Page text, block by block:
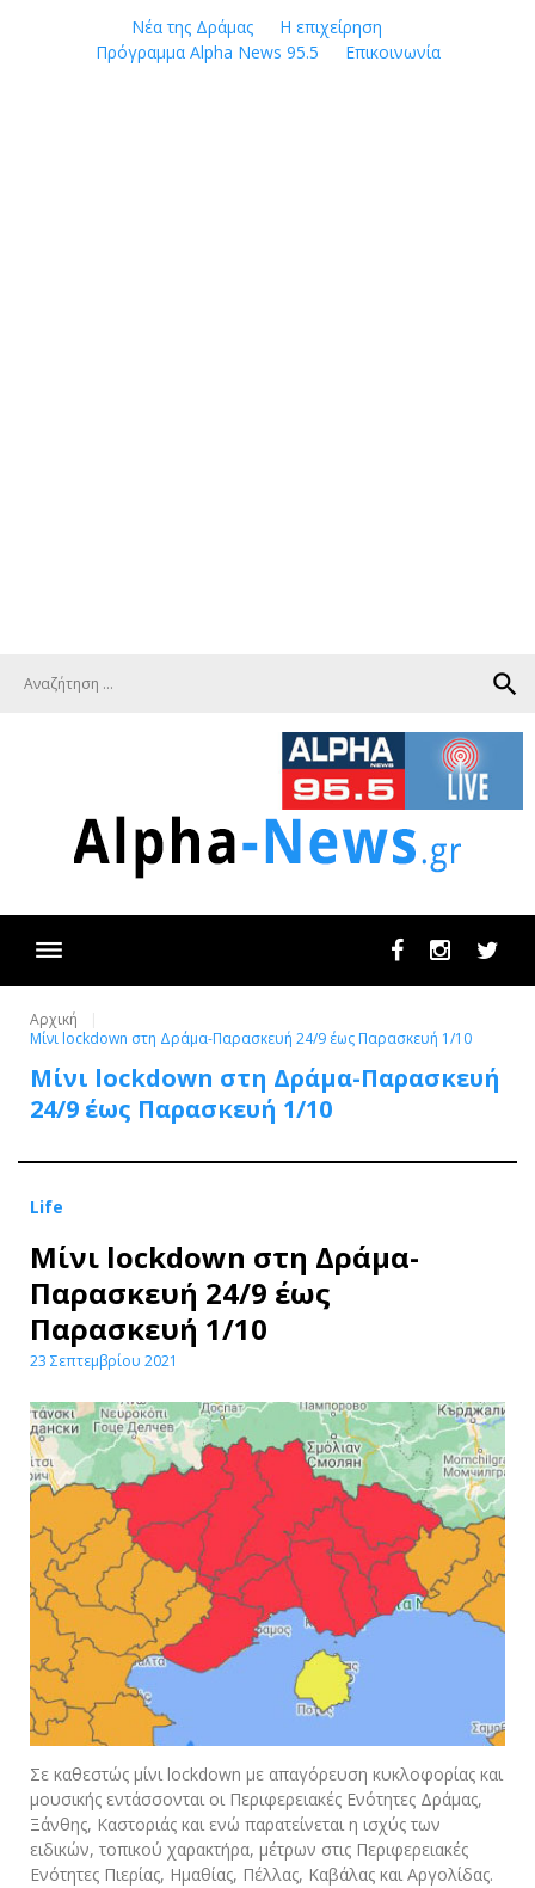
Νέα της Δράμας
Η επιχείρηση
Πρόγραμμα Alpha News 95.5
Επικοινωνία
search
FacebookInstagram
Αρχική
Μίνι lockdown στη Δράμα-Παρασκευή 24/9 έως Παρασκευή 1/10
Μίνι lockdown στη Δράμα-Παρασκευή
24/9 έως Παρασκευή 1/10
Life
Μίνι lockdown στη Δράμα-
Παρασκευή 24/9 έως
Παρασκευή 1/10
23 Σεπτεμβρίου 2021
Σε καθεστώς μίνι lockdown με απαγόρευση κυκλοφορίας και
μουσικής εντάσσονται οι Περιφερειακές Ενότητες Δράμας,
Ξάνθης, Καστοριάς και ενώ παρατείνεται η ισχύς των
ειδικών, τοπικού χαρακτήρα, μέτρων στις Περιφερειακές
Ενότητες Πιερίας, Ημαθίας, Πέλλας, Καβάλας και Αργολίδας.